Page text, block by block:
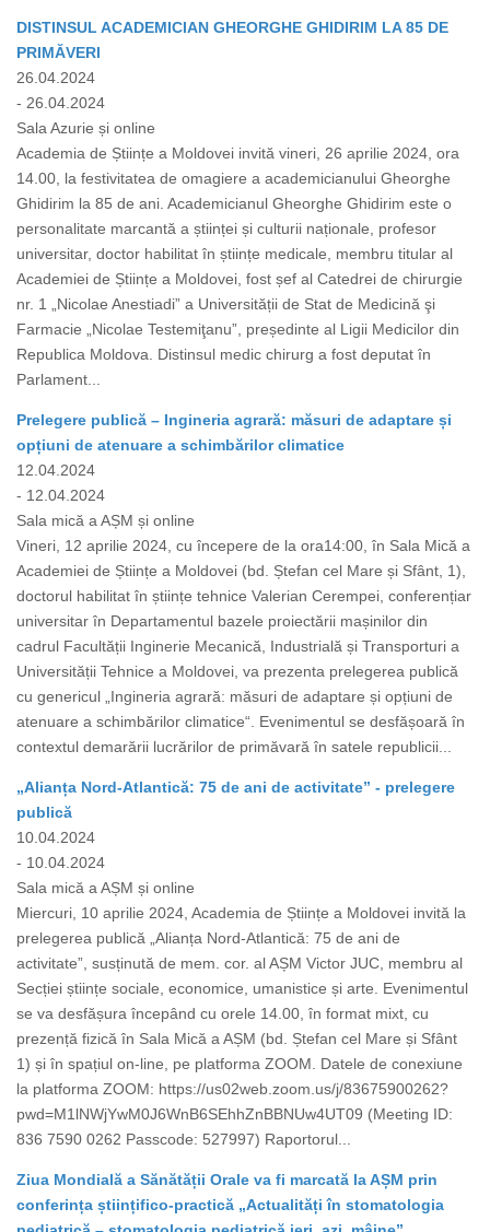
DISTINSUL ACADEMICIAN GHEORGHE GHIDIRIM LA 85 DE
PRIMĂVERI
26.04.2024
- 26.04.2024
Sala Azurie și online
Academia de Științe a Moldovei invită vineri, 26 aprilie 2024, ora
14.00, la festivitatea de omagiere a academicianului Gheorghe
Ghidirim la 85 de ani. Academicianul Gheorghe Ghidirim este o
personalitate marcantă a științei și culturii naționale, profesor
universitar, doctor habilitat în științe medicale, membru titular al
Academiei de Științe a Moldovei, fost șef al Catedrei de chirurgie
nr. 1 „Nicolae Anestiadi” a Universității de Stat de Medicină şi
Farmacie „Nicolae Testemiţanu”, președinte al Ligii Medicilor din
Republica Moldova. Distinsul medic chirurg a fost deputat în
Parlament...
Prelegere publică – Ingineria agrară: măsuri de adaptare și
opțiuni de atenuare a schimbărilor climatice
12.04.2024
- 12.04.2024
Sala mică a AȘM și online
Vineri, 12 aprilie 2024, cu începere de la ora14:00, în Sala Mică a
Academiei de Științe a Moldovei (bd. Ștefan cel Mare și Sfânt, 1),
doctorul habilitat în științe tehnice Valerian Cerempei, conferențiar
universitar în Departamentul bazele proiectării mașinilor din
cadrul Facultății Inginerie Mecanică, Industrială și Transporturi a
Universității Tehnice a Moldovei, va prezenta prelegerea publică
cu genericul „Ingineria agrară: măsuri de adaptare și opțiuni de
atenuare a schimbărilor climatice“. Evenimentul se desfășoară în
contextul demarării lucrărilor de primăvară în satele republicii...
„Alianța Nord-Atlantică: 75 de ani de activitate” - prelegere
publică
10.04.2024
- 10.04.2024
Sala mică a AȘM și online
Miercuri, 10 aprilie 2024, Academia de Științe a Moldovei invită la
prelegerea publică „Alianța Nord-Atlantică: 75 de ani de
activitate”, susținută de mem. cor. al AȘM Victor JUC, membru al
Secției științe sociale, economice, umanistice și arte. Evenimentul
se va desfășura începând cu orele 14.00, în format mixt, cu
prezență fizică în Sala Mică a AȘM (bd. Ștefan cel Mare și Sfânt
1) și în spațiul on-line, pe platforma ZOOM. Datele de conexiune
la platforma ZOOM: https://us02web.zoom.us/j/83675900262?
pwd=M1lNWjYwM0J6WnB6SEhhZnBBNUw4UT09 (Meeting ID:
836 7590 0262 Passcode: 527997) Raportorul...
Ziua Mondială a Sănătății Orale va fi marcată la AȘM prin
conferința științifico-practică „Actualități în stomatologia